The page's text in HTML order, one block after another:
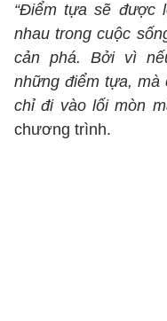
“Điểm tựa sẽ được
nhau trong cuộc
cản phá. Bởi vì
những điểm tựa,
chỉ đi vào lối mòn
chương trình.